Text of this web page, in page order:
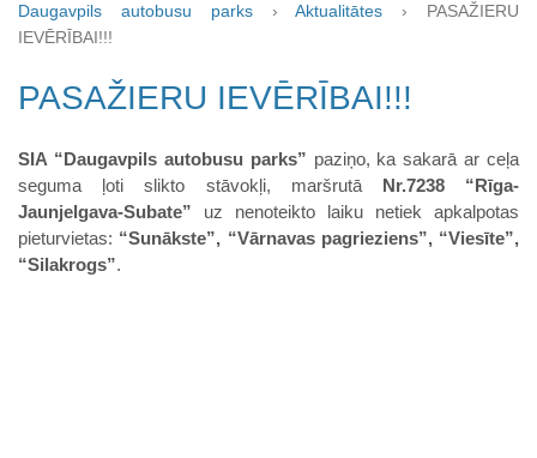
Daugavpils autobusu parks›Aktualitātes › PASAŽIERU
IEVĒRĪBAI!!!
PASAŽIERU IEVĒRĪBAI!!!
SIA “Daugavpils autobusu parks” paziņo, ka sakarā ar ceļa
seguma ļoti slikto stāvokļi, maršrutā Nr.7238 “Rīga-
Jaunjelgava-Subate” uz nenoteikto laiku netiek apkalpotas
pieturvietas: “Sunākste”, “Vārnavas pagrieziens”, “Viesīte”,
“Silakrogs”.